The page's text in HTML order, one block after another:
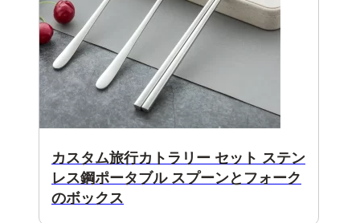
カスタム旅行カトラリー セット ステン
レス鋼ポータブル スプーンとフォーク
のボックス